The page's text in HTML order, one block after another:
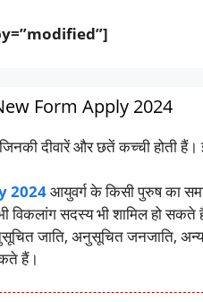
Form Apply 2024
दीवारें और छतें कच्ची होती हैं।
2024आयुवर्ग के किसी पुरुष का
विकलांग सदस्य भी शामिल हो सकते
जाति, अनुसूचित जनजाति, अन्य
हैं।